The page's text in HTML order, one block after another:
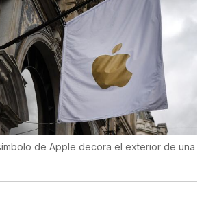
de Apple decora el exterior de una